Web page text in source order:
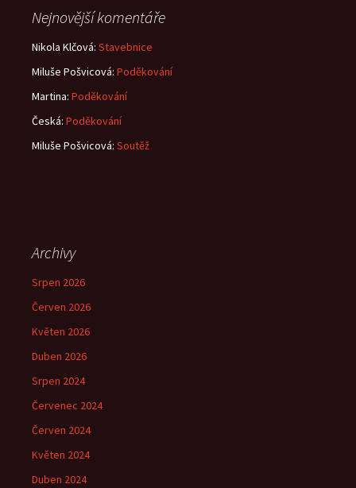
Nejnovější komentáře
Nikola Klčová: Stavebnice
Miluše Pošvicová: Poděkování
Martina: Poděkování
Česká: Poděkování
Miluše Pošvicová: Soutěž
Archivy
Srpen 2026
Červen 2026
Květen 2026
Duben 2026
Srpen 2024
Červenec 2024
Červen 2024
Květen 2024
Duben 2024